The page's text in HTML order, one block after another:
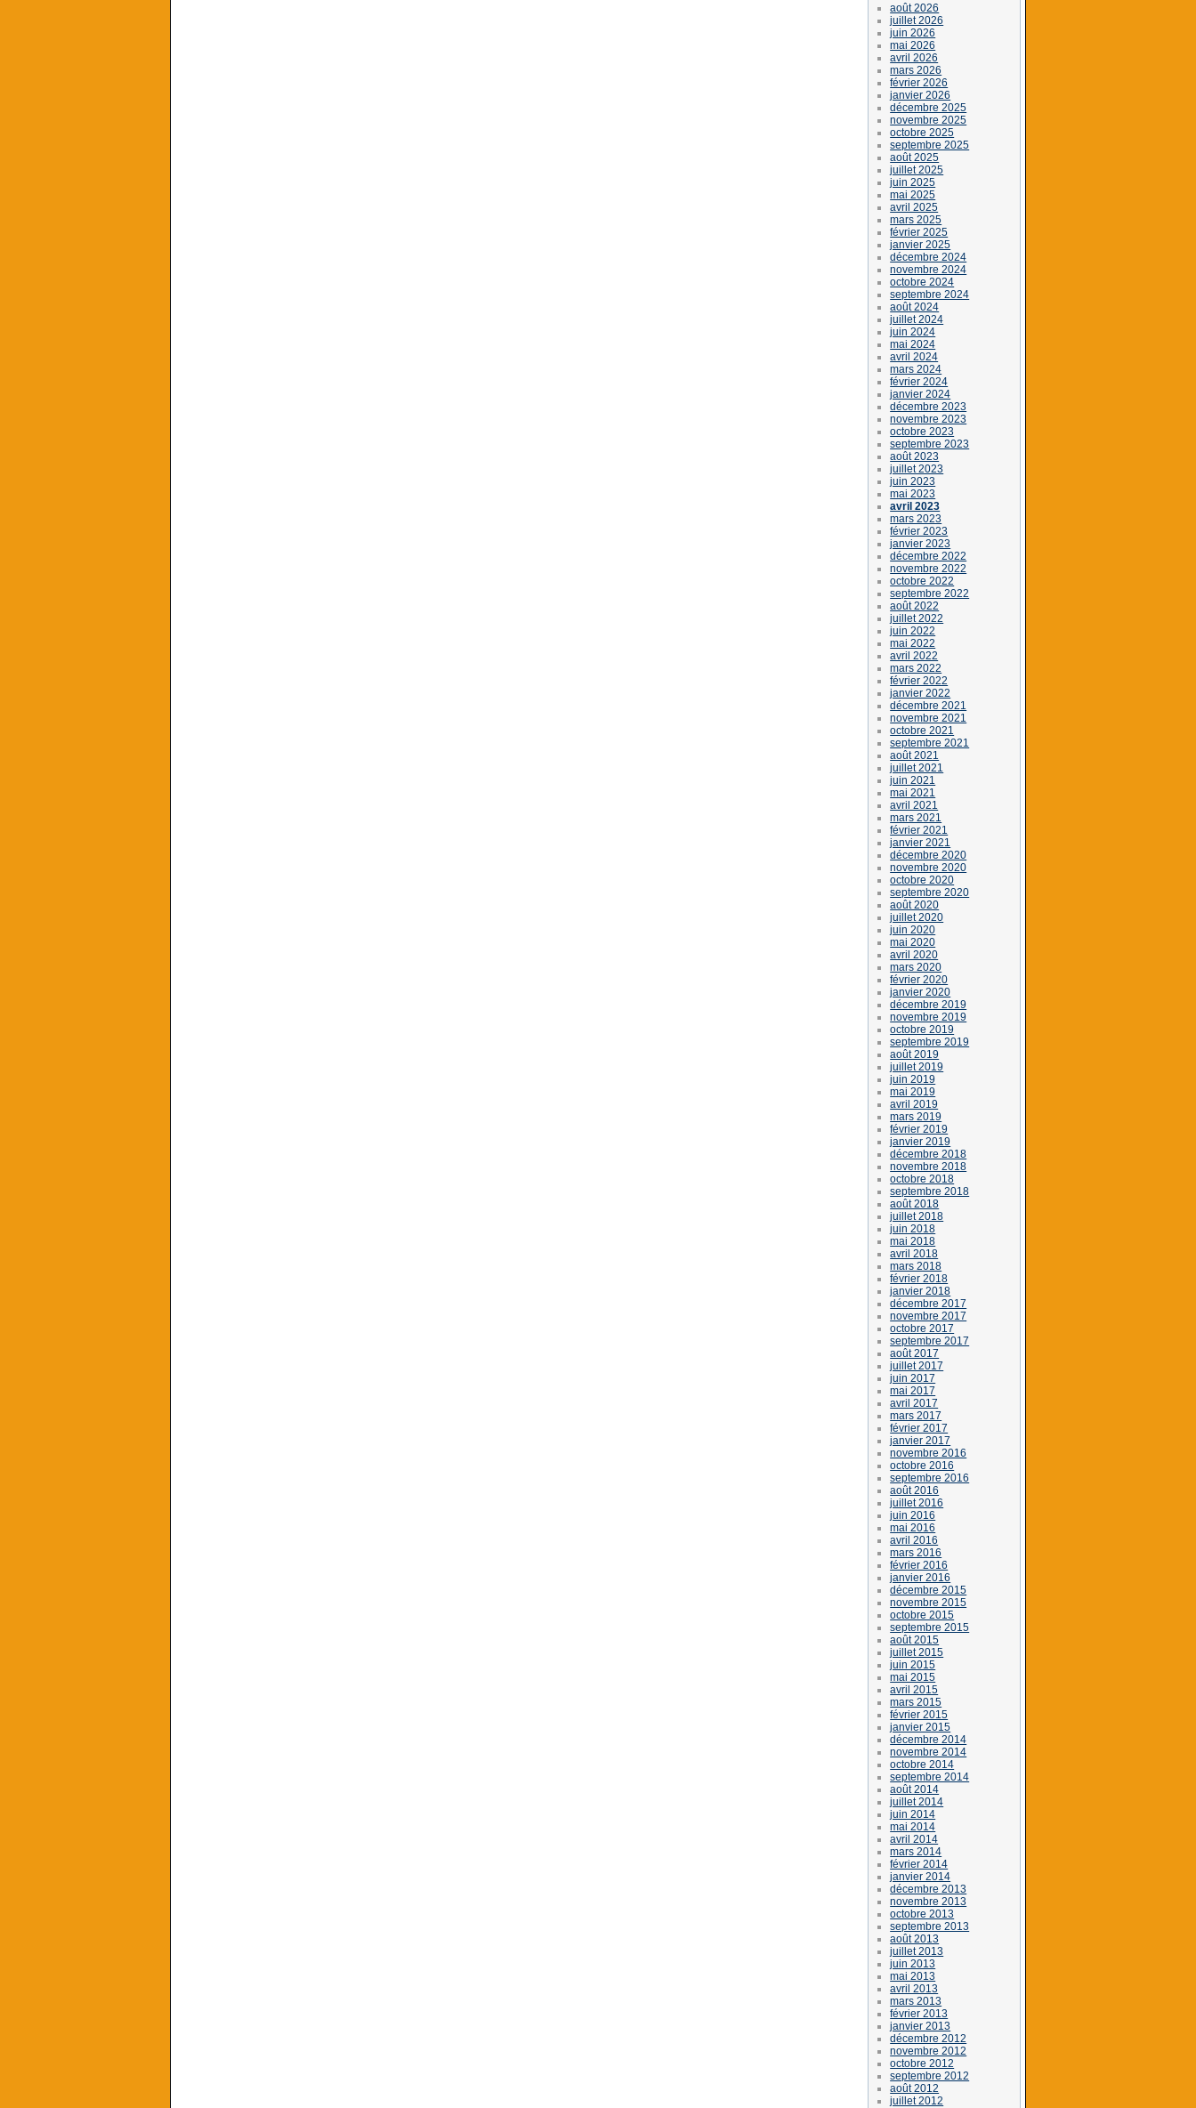
août 2026
juillet 2026
juin 2026
mai 2026
avril 2026
mars 2026
février 2026
janvier 2026
décembre 2025
novembre 2025
octobre 2025
septembre 2025
août 2025
juillet 2025
juin 2025
mai 2025
avril 2025
mars 2025
février 2025
janvier 2025
décembre 2024
novembre 2024
octobre 2024
septembre 2024
août 2024
juillet 2024
juin 2024
mai 2024
avril 2024
mars 2024
février 2024
janvier 2024
décembre 2023
novembre 2023
octobre 2023
septembre 2023
août 2023
juillet 2023
juin 2023
mai 2023
avril 2023
mars 2023
février 2023
janvier 2023
décembre 2022
novembre 2022
octobre 2022
septembre 2022
août 2022
juillet 2022
juin 2022
mai 2022
avril 2022
mars 2022
février 2022
janvier 2022
décembre 2021
novembre 2021
octobre 2021
septembre 2021
août 2021
juillet 2021
juin 2021
mai 2021
avril 2021
mars 2021
février 2021
janvier 2021
décembre 2020
novembre 2020
octobre 2020
septembre 2020
août 2020
juillet 2020
juin 2020
mai 2020
avril 2020
mars 2020
février 2020
janvier 2020
décembre 2019
novembre 2019
octobre 2019
septembre 2019
août 2019
juillet 2019
juin 2019
mai 2019
avril 2019
mars 2019
février 2019
janvier 2019
décembre 2018
novembre 2018
octobre 2018
septembre 2018
août 2018
juillet 2018
juin 2018
mai 2018
avril 2018
mars 2018
février 2018
janvier 2018
décembre 2017
novembre 2017
octobre 2017
septembre 2017
août 2017
juillet 2017
juin 2017
mai 2017
avril 2017
mars 2017
février 2017
janvier 2017
novembre 2016
octobre 2016
septembre 2016
août 2016
juillet 2016
juin 2016
mai 2016
avril 2016
mars 2016
février 2016
janvier 2016
décembre 2015
novembre 2015
octobre 2015
septembre 2015
août 2015
juillet 2015
juin 2015
mai 2015
avril 2015
mars 2015
février 2015
janvier 2015
décembre 2014
novembre 2014
octobre 2014
septembre 2014
août 2014
juillet 2014
juin 2014
mai 2014
avril 2014
mars 2014
février 2014
janvier 2014
décembre 2013
novembre 2013
octobre 2013
septembre 2013
août 2013
juillet 2013
juin 2013
mai 2013
avril 2013
mars 2013
février 2013
janvier 2013
décembre 2012
novembre 2012
octobre 2012
septembre 2012
août 2012
juillet 2012